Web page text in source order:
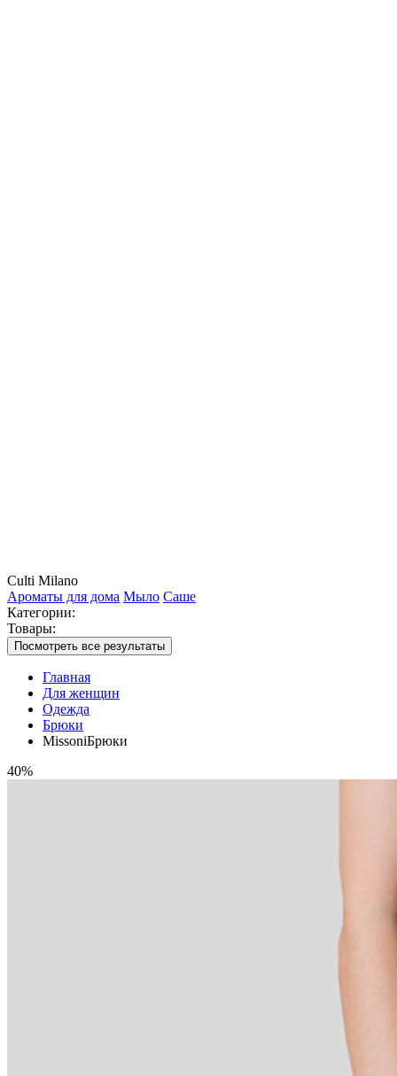
Culti Milano
Ароматы для дома Мыло Саше
Категории:
Товары:
Посмотреть все результаты
Главная
Для женщин
Одежда
Брюки
MissoniБрюки
40%